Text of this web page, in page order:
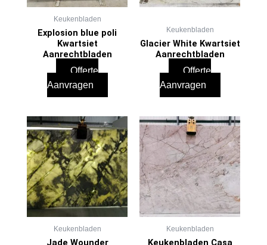
Keukenbladen
Explosion blue poli
Kwartsiet
Aanrechtbladen
Offerte
Aanvragen
Keukenbladen
Glacier White Kwartsiet
Aanrechtbladen
Offerte
Aanvragen
Keukenbladen
Jade Wounder
Keukenbladen
Keukenbladen Casa